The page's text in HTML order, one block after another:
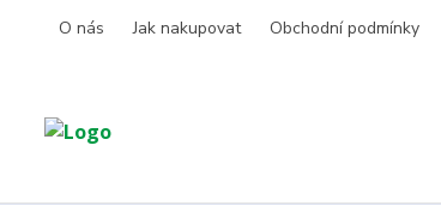
O nás Jak nakupovat Obchodní podmínky